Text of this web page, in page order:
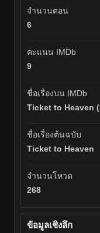
จำนวนตอน
6
คะแนน IMDb
9
ชื่อเรื่องบน IMDb
Ticket to Heaven
ชื่อเรื่องต้นฉบับ
Ticket to Heaven
จำนวนโหวต
268
ข้อมูลเชิงลึก